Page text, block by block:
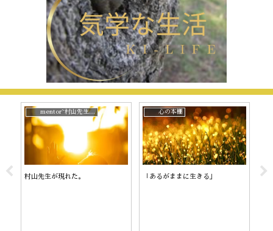
mentor~村山先生と。
村山先生が現れた。
心の本棚
「あるがままに生きる」 陰